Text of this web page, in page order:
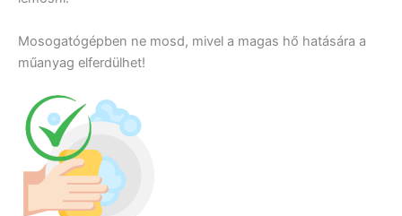
Mosogatógépben ne mosd, mivel a magas hő hatására a
műanyag elferdülhet!